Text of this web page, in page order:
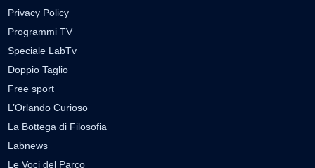
Privacy Policy
Programmi TV
Speciale LabTv
Doppio Taglio
Free sport
L’Orlando Curioso
La Bottega di Filosofia
Labnews
Le Voci del Parco